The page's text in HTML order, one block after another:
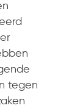
tegen